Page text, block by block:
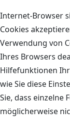
Internet-Browser
Cookies
Verwendung von
Ihres Browsers
Hilfefunktionen
wie Sie diese
Sie, dass einzelne
möglicherweise